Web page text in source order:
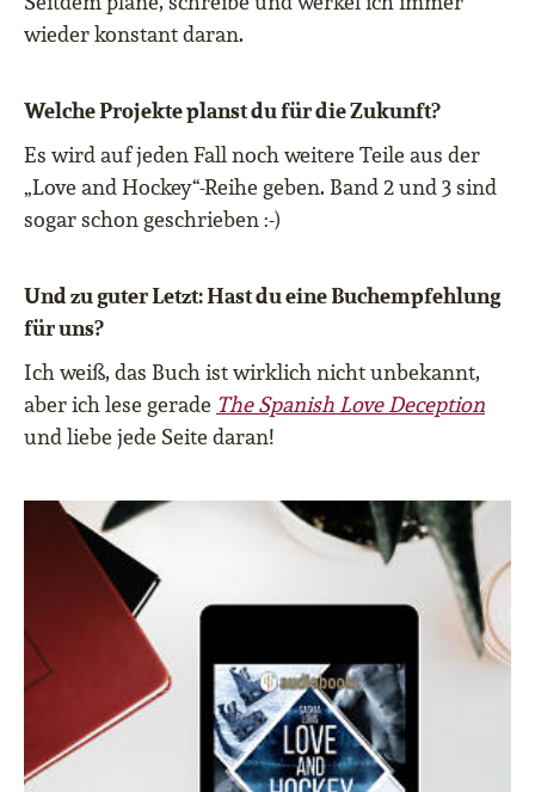
wieder konstant daran.
Welche Projekte planst du für die Zukunft?
Es wird auf jeden Fall noch weitere Teile aus der
„Love and Hockey“-Reihe geben. Band 2 und 3 sind
sogar schon geschrieben :-)
Und zu guter Letzt: Hast du eine Buchempfehlung
für uns?
Ich weiß, das Buch ist wirklich nicht unbekannt,
aber ich lese gerade The Spanish Love Deception
und liebe jede Seite daran!